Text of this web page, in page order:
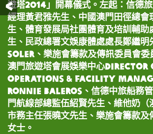
前一頁
遊塔2014」開幕儀式。左起：信德
經理黃君雅先生、中國澳門田徑總會
生、體育發展局社團體育及培訓輔助
生、民政總署文娛康體處處長鄭繼明
Soler、樂施會籌款及傳訊委員會委
澳門旅遊塔會展娛樂中心
Operations & Facility
Ronnie Baleros、信德中旅船務管
門航線部總監伍紹賢先生、維他奶（
市務主任張曉文先生、樂施會籌款及
女士。
行接力。
享心得。
40秒跑畢全程，勇奪冠軍。
以9分34秒完成賽事。
奪得后冠，她更在台上分享自己已成
「樂施之友」。